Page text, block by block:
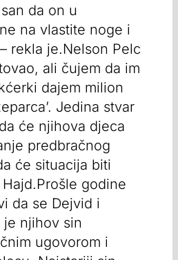
da on u
na vlastite noge i
rekla je.Nelson Pelc
ali čujem da im
dajem milion
Jedina stvar
će njihova djeca
predbračnog
će situacija biti
godine
da se Dejvid i
je njihov sin
ugovorom i